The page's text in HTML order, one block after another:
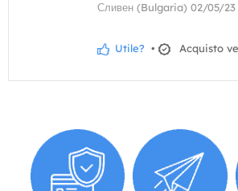
Сливен (Bulgaria) 02/05/23
Utile? • Acquisto